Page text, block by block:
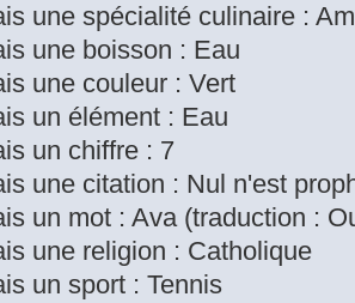
une spécialité culinaire :
une boisson : Eau
une couleur : Vert
un élément : Eau
un chiffre : 7
une citation : Nul n'est
un mot : Ava (traduction :
une religion : Catholique
un sport : Tennis